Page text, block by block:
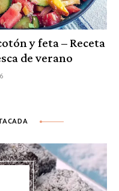
y feta – Receta
de verano